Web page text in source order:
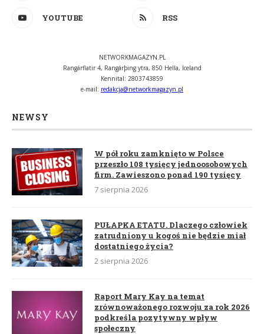
YOUTUBE RSS
NETWORKMAGAZYN.PL
Rangárflatir 4, Rangárþing ytra, 850 Hella, Iceland
Kennital: 2803743859
e-mail: redakcja@networkmagazyn.pl
NEWSY
W pół roku zamknięto w Polsce
przeszło 108 tysięcy jednoosobowych
firm. Zawieszono ponad 190 tysięcy
7 sierpnia 2026
PUŁAPKA ETATU. Dlaczego człowiek
zatrudniony u kogoś nie będzie miał
dostatniego życia?
2 sierpnia 2026
Raport Mary Kay na temat
zrównoważonego rozwoju za rok 2026
podkreśla pozytywny wpływ
społeczny